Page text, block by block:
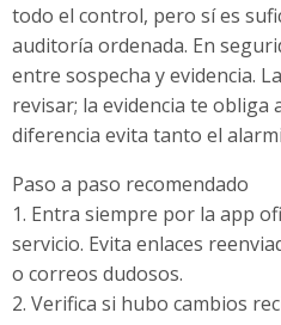
todo el control, pero sí es
auditoría ordenada. En
entre sospecha y evidencia.
revisar; la evidencia te obliga
diferencia evita tanto el
Paso a paso recomendado
1. Entra siempre por la app
servicio. Evita enlaces
o correos dudosos.
2. Verifica si hubo cambios